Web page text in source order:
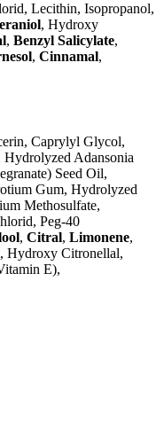
Lecithin, Isopropanol,
, Hydroxy
, Benzyl Salicylate,
, Cinnamal,
Caprylyl Glycol,
Adansonia
Seed Oil,
Gum, Hydrolyzed
Methosulfate,
Peg-40
, Citral, Limonene,
, Hydroxy Citronellal,
E),